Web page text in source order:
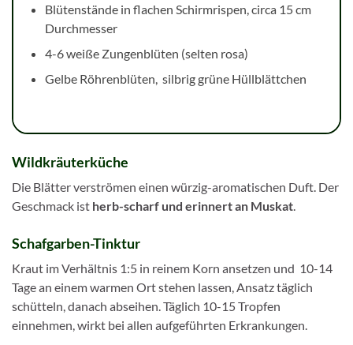
Blütenstände in flachen Schirmrispen, circa 15 cm
Durchmesser
4-6 weiße Zungenblüten (selten rosa)
Gelbe Röhrenblüten, silbrig grüne Hüllblättchen
Wildkräuterküche
Die Blätter verströmen einen würzig-aromatischen Duft. Der
Geschmack ist herb-scharf und erinnert an Muskat.
Schafgarben-Tinktur
Kraut im Verhältnis 1:5 in reinem Korn ansetzen und 10-14
Tage an einem warmen Ort stehen lassen, Ansatz täglich
schütteln, danach abseihen. Täglich 10-15 Tropfen
einnehmen, wirkt bei allen aufgeführten Erkrankungen.